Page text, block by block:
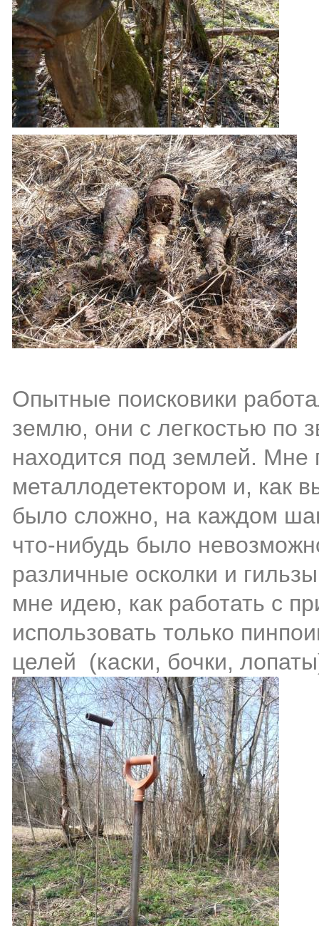
Опытные поисковики
землю, они с легкостью по
находится под землей. Мне
металлодетектором и, как
было сложно, на каждом
что-нибудь было
различные осколки и
мне идею, как работать с
использовать только
целей (каски, бочки,